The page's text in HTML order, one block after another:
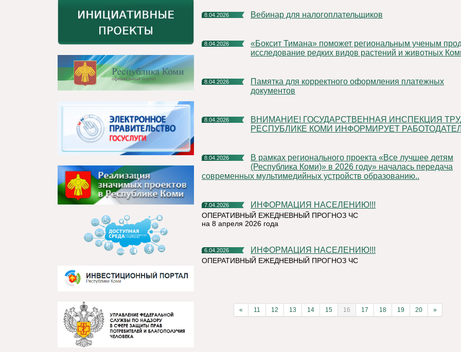
8.04.2026 Вебинар для налогоплательщиков
8.04.2026
«Боксит Тимана» поможет региональным ученым продолжить
исследование редких видов растений и животных
8.04.2026
Памятка для корректного оформления платежных
документов
8.04.2026
ВНИМАНИЕ! ГОСУДАРСТВЕННАЯ ИНСПЕКЦИЯ ТРУДА В
РЕСПУБЛИКЕ КОМИ ИНФОРМИРУЕТ
8.04.2026
В рамках регионального проекта «Все лучшее детям
(Республика Коми)» в 2026 году» началась передача
современных мультимедийных устройств образованию..
7.04.2026 ИНФОРМАЦИЯ НАСЕЛЕНИЮ!!!
ОПЕРАТИВНЫЙ ЕЖЕДНЕВНЫЙ ПРОГНОЗ ЧС
на 8 апреля 2026 года
6.04.2026 ИНФОРМАЦИЯ НАСЕЛЕНИЮ!!!
ОПЕРАТИВНЫЙ ЕЖЕДНЕВНЫЙ ПРОГНОЗ ЧС
« 11 12 13 14 15 16 17 18 19 20 »